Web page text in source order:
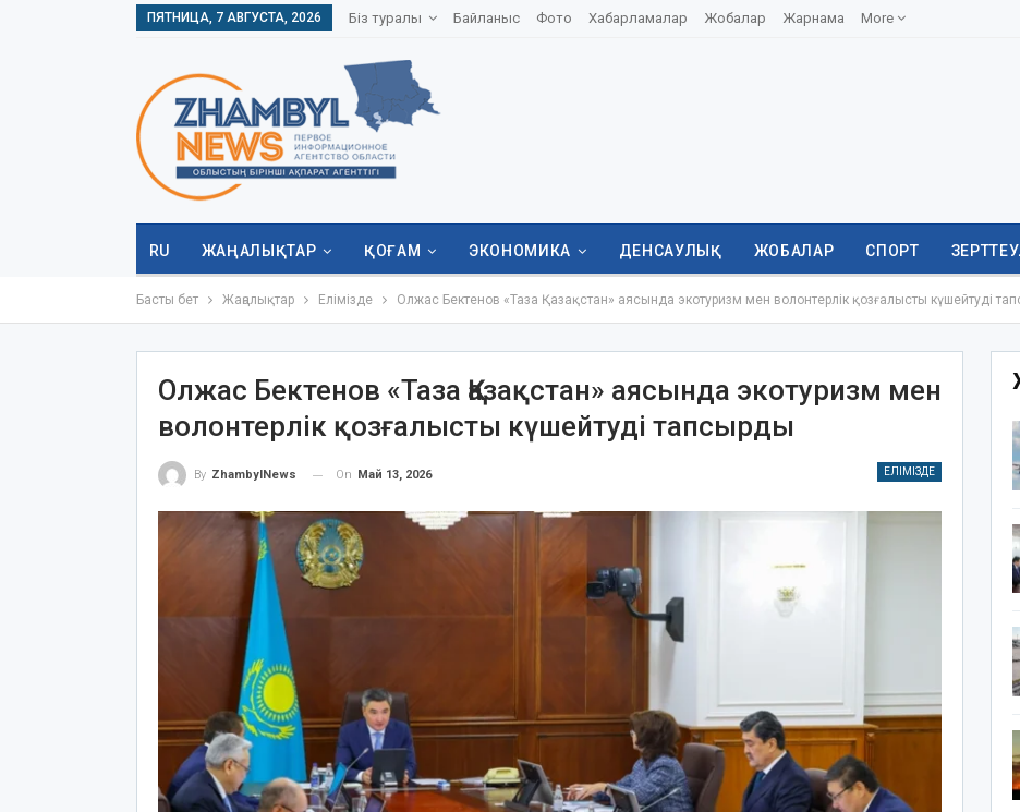
ПЯТНИЦА, 7 АВГУСТА, 2026 Біз туралы Байланыс Фото Хабарламалар Жобалар Жарнама More
RU ЖАҢАЛЫҚТАР ҚОҒАМ ЭКОНОМИКА ДЕНСАУЛЫҚ ЖОБАЛАР СПОРТ
Басты бет Жаңалықтар Елімізде Олжас Бектенов «Таза Қазақстан» аясында экотуризм мен волонтерлік қозғалысты күшейтуді
Олжас Бектенов «Таза Қазақстан» аясында экотуризм мен
волонтерлік қозғалысты күшейтуді тапсырды
ЕЛІМІЗДЕ
By ZhambylNews On Май 13, 2026